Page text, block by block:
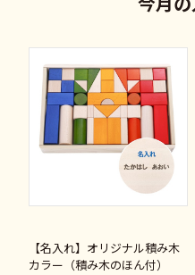
【名入れ】オリジナル積み木
カラー（積み木のほん付）